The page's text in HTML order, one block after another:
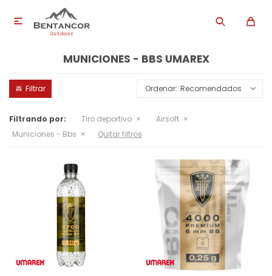

MUNICIONES - BBS UMAREX
Recomendados
Filtrando por: Tiro deportivo
Airsoft
Municiones - Bbs
Quitar filtros